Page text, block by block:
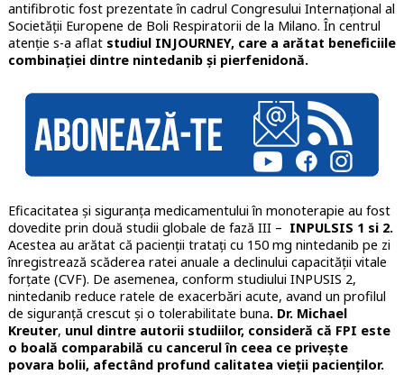
antifibrotic fost prezentate în cadrul Congresului Internațional al
Societății Europene de Boli Respiratorii de la Milano. În centrul
atenție s-a aflatstudiul INJOURNEY, care a arătat beneficiile
combinației dintre nintedanib și pierfenidonă.
Eficacitatea și siguranța medicamentului în monoterapie au fost
dovedite prin două studii globale de fază III – INPULSIS 1 si 2.
Acestea au arătat că pacienții tratați cu 150 mg nintedanib pe zi
înregistrează scăderea ratei anuale a declinului capacității vitale
forțate (CVF). De asemenea, conform studiului INPUSIS 2,
nintedanib reduce ratele de exacerbări acute, avand un profilul
de siguranță crescut și o tolerabilitate buna. Dr. Michael
Kreuter, unul dintre autorii studiilor, consideră că FPI este
o boală comparabilă cu cancerul în ceea ce privește
povara bolii, afectând profund calitatea vieții pacienților.